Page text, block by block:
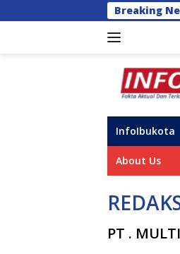
ke
Breaking
InfoIbukota
About Us
PT .